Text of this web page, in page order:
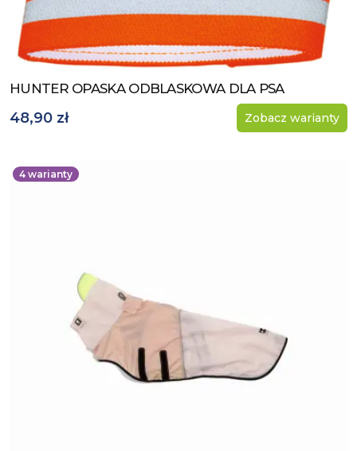
Zobacz produkt
HUNTER OPASKA ODBLASKOWA DLA PSA
48,90 zł Zobacz warianty
4 warianty